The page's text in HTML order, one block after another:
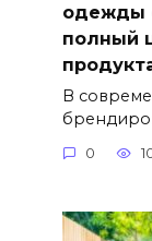
одежды
полный
В
0